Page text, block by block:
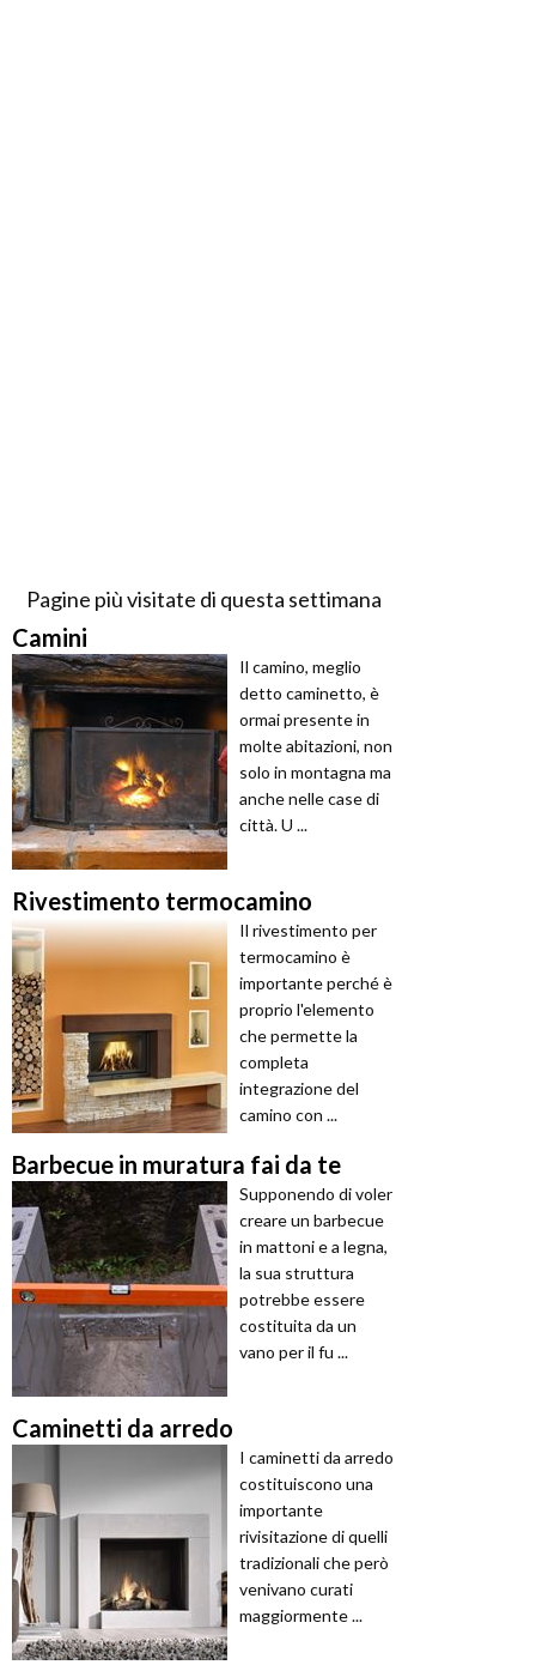
Pagine più visitate di questa settimana
Camini
Il camino, meglio
detto caminetto, è
ormai presente in
molte abitazioni, non
solo in montagna ma
anche nelle case di
città. U ...
Rivestimento termocamino
Il rivestimento per
termocamino è
importante perché è
proprio l'elemento
che permette la
completa
integrazione del
camino con ...
Barbecue in muratura fai da te
Supponendo di voler
creare un barbecue
in mattoni e a legna,
la sua struttura
potrebbe essere
costituita da un
vano per il fu ...
Caminetti da arredo
I caminetti da arredo
costituiscono una
importante
rivisitazione di quelli
tradizionali che però
venivano curati
maggiormente ...